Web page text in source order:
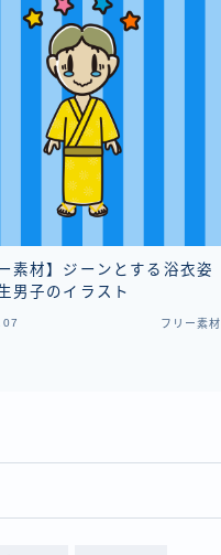
素材】ジーンとする浴衣姿
男子のイラスト
フリー素材